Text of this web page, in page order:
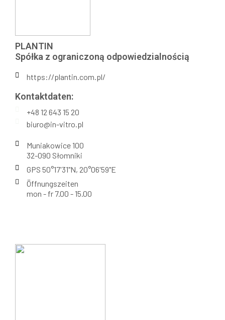
PLANTIN
Spółka z ograniczoną odpowiedzialnością
https://plantin.com.pl/
Kontaktdaten:​
+48 12 643 15 20
biuro@in-vitro.pl
Muniakowice 100
32-090 Słomniki
GPS 50°17'31"N, 20°06'59"E
Öffnungszeiten
mon - fr 7.00 - 15.00